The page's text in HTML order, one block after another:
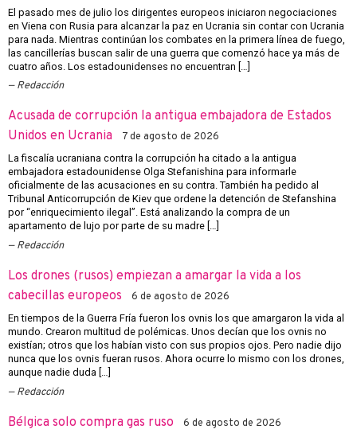
El pasado mes de julio los dirigentes europeos iniciaron negociaciones
en Viena con Rusia para alcanzar la paz en Ucrania sin contar con Ucrania
para nada. Mientras continúan los combates en la primera línea de fuego,
las cancillerías buscan salir de una guerra que comenzó hace ya más de
cuatro años. Los estadounidenses no encuentran […]
Redacción
Acusada de corrupción la antigua embajadora de Estados
Unidos en Ucrania
7 de agosto de 2026
La fiscalía ucraniana contra la corrupción ha citado a la antigua
embajadora estadounidense Olga Stefanishina para informarle
oficialmente de las acusaciones en su contra. También ha pedido al
Tribunal Anticorrupción de Kiev que ordene la detención de Stefanshina
por “enriquecimiento ilegal”. Está analizando la compra de un
apartamento de lujo por parte de su madre […]
Redacción
Los drones (rusos) empiezan a amargar la vida a los
cabecillas europeos
6 de agosto de 2026
En tiempos de la Guerra Fría fueron los ovnis los que amargaron la vida al
mundo. Crearon multitud de polémicas. Unos decían que los ovnis no
existían; otros que los habían visto con sus propios ojos. Pero nadie dijo
nunca que los ovnis fueran rusos. Ahora ocurre lo mismo con los drones,
aunque nadie duda […]
Redacción
Bélgica solo compra gas ruso 6 de agosto de 2026